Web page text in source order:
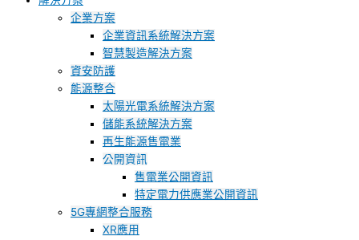
企業方案
企業資訊系統解決方案
智慧製造解決方案
資安防護
能源整合
太陽光電系統解決方案
儲能系統解決方案
再生能源售電業
公開資訊
售電業公開資訊
特定電力供應業公開資訊
5G專網整合服務
XR應用